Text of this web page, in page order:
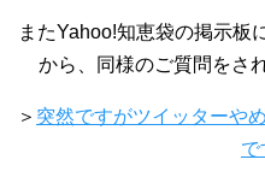
またYahoo!知恵袋の掲示板
から、同様のご質問をさ
＞ 突然ですがツイッターや
で